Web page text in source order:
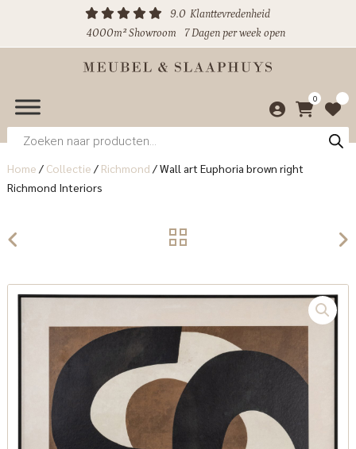
9.0 Klanttevredenheid
4000m² Showroom
7 Dagen per week open
0
Producten
zoeken
Home / Collectie / Richmond /Wall art Euphoria brown right
Richmond Interiors